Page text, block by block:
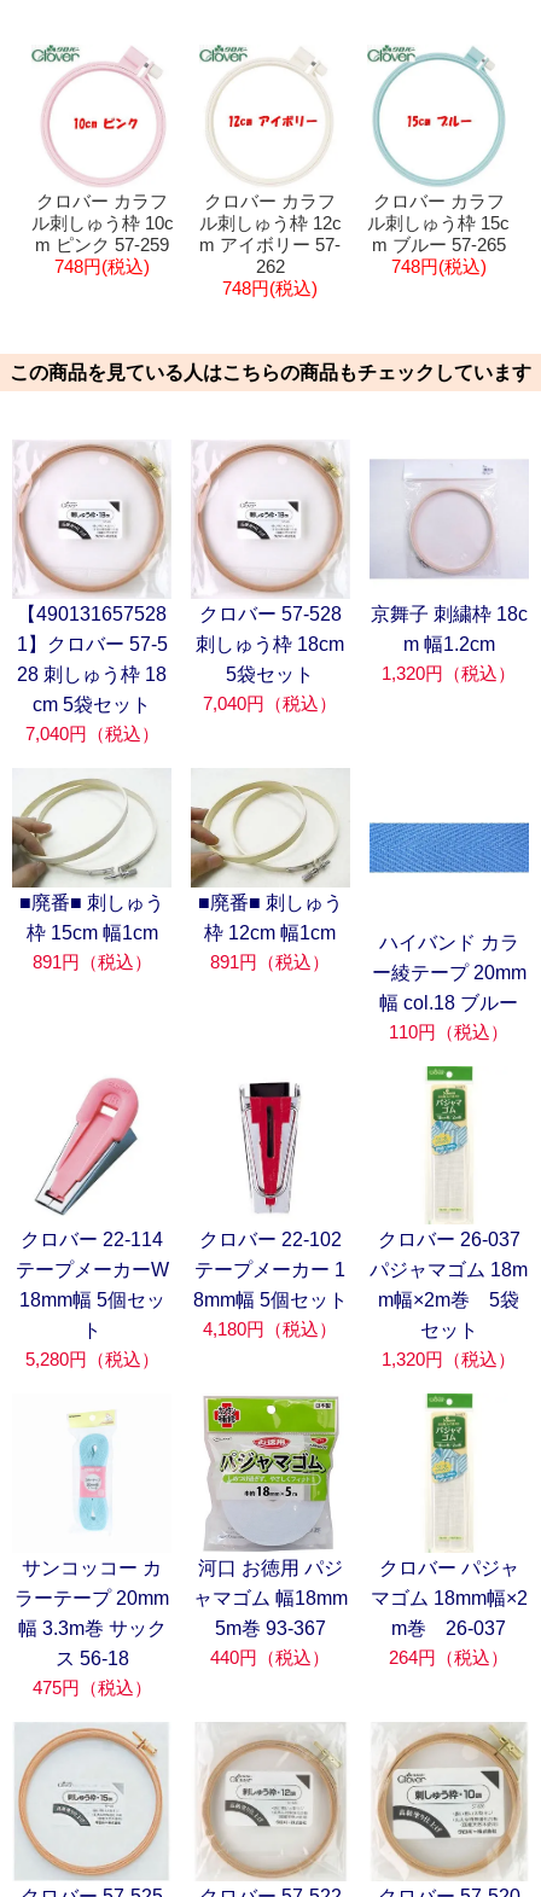
クロバー カラフ
ル刺しゅう枠 10c
m ピンク 57-259
748円(税込)
クロバー カラフ
ル刺しゅう枠 12c
m アイボリー 57-
262
748円(税込)
クロバー カラフ
ル刺しゅう枠 15c
m ブルー 57-265
748円(税込)
この商品を見ている人はこちらの商品もチェックしています
【490131657528
1】クロバー 57-5
28 刺しゅう枠 18
cm 5袋セット
7,040円（税込）
クロバー 57-528
刺しゅう枠 18cm
5袋セット
7,040円（税込）
京舞子 刺繍枠 18c
m 幅1.2cm
1,320円（税込）
■廃番■ 刺しゅう
枠 15cm 幅1cm
891円（税込）
■廃番■ 刺しゅう
枠 12cm 幅1cm
891円（税込）
ハイバンド カラ
ー綾テープ 20mm
幅 col.18 ブルー
110円（税込）
クロバー 22-114
テープメーカーW
18mm幅 5個セッ
ト
5,280円（税込）
クロバー 22-102
テープメーカー 1
8mm幅 5個セット
4,180円（税込）
クロバー 26-037
パジャマゴム 18m
m幅×2m巻 5袋
セット
1,320円（税込）
サンコッコー カ
ラーテープ 20mm
幅 3.3m巻 サック
ス 56-18
475円（税込）
河口 お徳用 パジ
ャマゴム 幅18mm
5m巻 93-367
440円（税込）
クロバー パジャ
マゴム 18mm幅×2
m巻 26-037
264円（税込）